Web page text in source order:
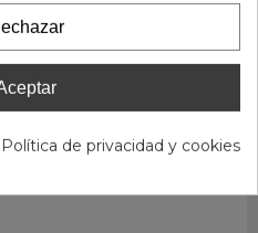
Política de privacidad y cookies